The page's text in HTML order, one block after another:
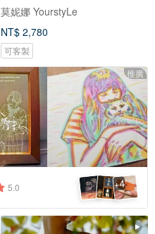
莫妮娜 YourstyLe
NT$ 2,780
可客製
推廣
5.0 +4